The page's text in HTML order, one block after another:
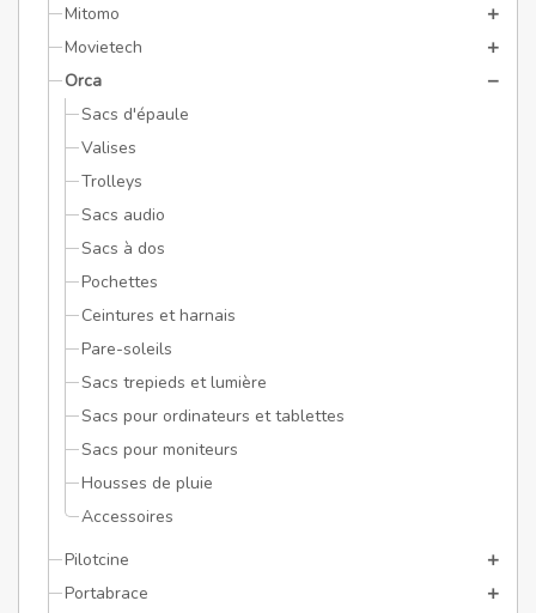
Mitomo
Movietech
Orca
Sacs d'épaule
Valises
Trolleys
Sacs audio
Sacs à dos
Pochettes
Ceintures et harnais
Pare-soleils
Sacs trepieds et lumière
Sacs pour ordinateurs et tablettes
Sacs pour moniteurs
Housses de pluie
Accessoires
Pilotcine
Portabrace